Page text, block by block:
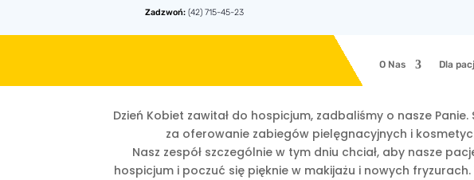
Zadzwoń:(42) 715-45-23
O Nas Dla
Dzień Kobiet zawitał do hospicjum, zadbaliśmy o nasze
za oferowanie zabiegów pielęgnacyjnych i
Nasz zespół szczególnie w tym dniu chciał, aby nasze
hospicjum i poczuć się pięknie w makijażu i nowych